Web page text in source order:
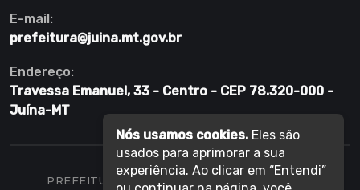
E-mail:
prefeitura@juina.mt.gov.br
Endereço:
Travessa Emanuel, 33 - Centro - CEP 78.320-000 -
Juína-MT
PREFEITURA DE JUÍNA, TODOS OS DIREITOS
Nós usamos cookies. Eles são
usados para aprimorar a sua
experiência. Ao clicar em “Entendi”